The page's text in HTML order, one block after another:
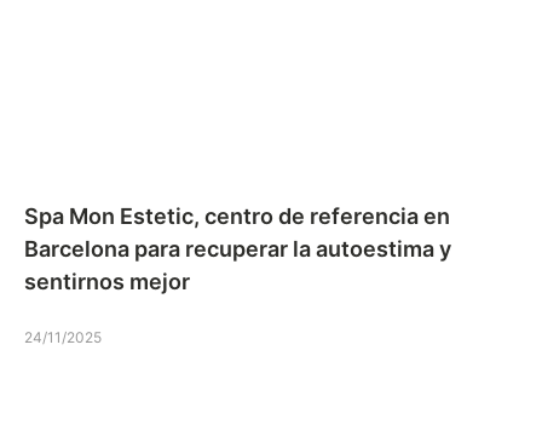
Spa Mon Estetic, centro de referencia en
Barcelona para recuperar la autoestima y
sentirnos mejor
24/11/2025